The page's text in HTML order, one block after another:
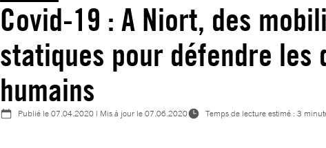
Covid-19 : A Niort, des
statiques pour défendre les
humains
Publié le07.04.2020 | Mis à jour le07.06.2020 Temps de lecture estimé : 3